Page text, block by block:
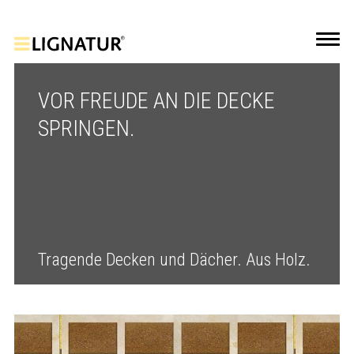
VOR FREUDE AN DIE DECKE
SPRINGEN.
Tragende Decken und Dächer. Aus Holz.